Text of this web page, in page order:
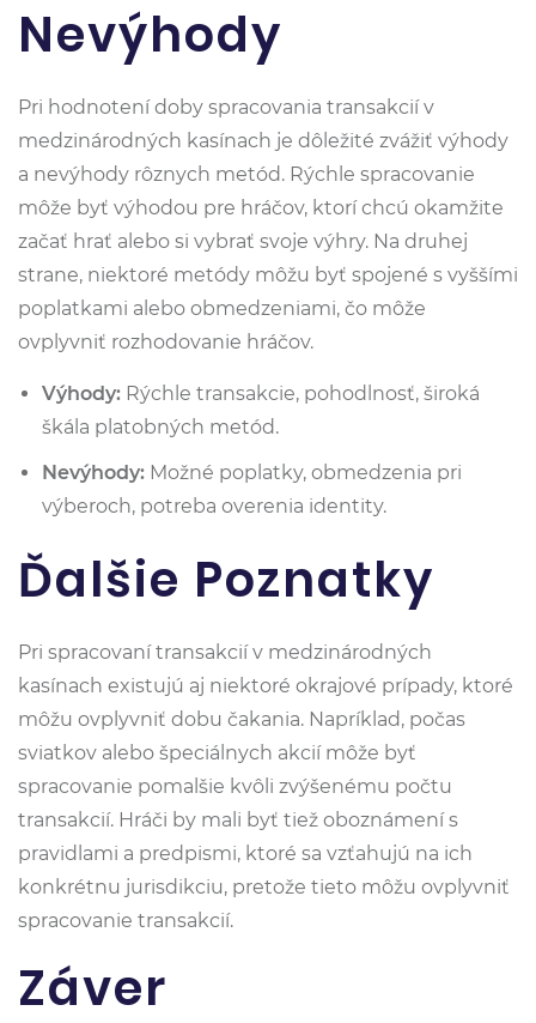
Nevýhody
Pri hodnotení doby spracovania transakcií v
medzinárodných kasínach je dôležité zvážiť výhody
a nevýhody rôznych metód. Rýchle spracovanie
môže byť výhodou pre hráčov, ktorí chcú okamžite
začať hrať alebo si vybrať svoje výhry. Na druhej
strane, niektoré metódy môžu byť spojené s vyššími
poplatkami alebo obmedzeniami, čo môže
ovplyvniť rozhodovanie hráčov.
Výhody: Rýchle transakcie, pohodlnosť, široká
škála platobných metód.
Nevýhody: Možné poplatky, obmedzenia pri
výberoch, potreba overenia identity.
Ďalšie Poznatky
Pri spracovaní transakcií v medzinárodných
kasínach existujú aj niektoré okrajové prípady, ktoré
môžu ovplyvniť dobu čakania. Napríklad, počas
sviatkov alebo špeciálnych akcií môže byť
spracovanie pomalšie kvôli zvýšenému počtu
transakcií. Hráči by mali byť tiež oboznámení s
pravidlami a predpismi, ktoré sa vzťahujú na ich
konkrétnu jurisdikciu, pretože tieto môžu ovplyvniť
spracovanie transakcií.
Záver